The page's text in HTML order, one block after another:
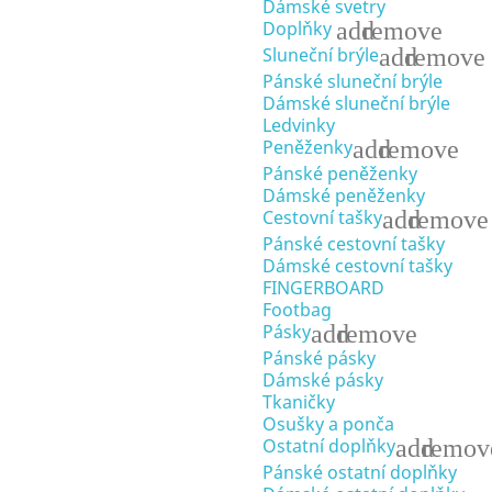
Dámské svetry
Doplňky addremove
Sluneční brýleaddremove
Pánské sluneční brýle
Dámské sluneční brýle
Ledvinky
Peněženkyaddremove
Pánské peněženky
Dámské peněženky
Cestovní taškyaddremove
Pánské cestovní tašky
Dámské cestovní tašky
FINGERBOARD
Footbag
Páskyaddremove
Pánské pásky
Dámské pásky
Tkaničky
Osušky a ponča
Ostatní doplňkyadd
Pánské ostatní doplňky